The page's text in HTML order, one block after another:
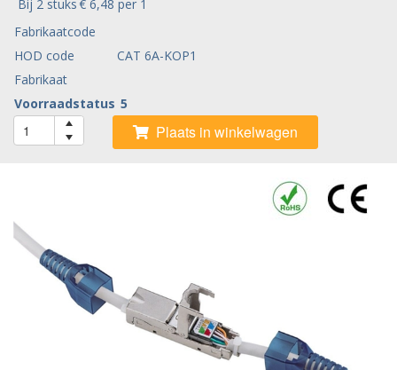
Bij 2 stuks€ 6,48 per 1
Fabrikaatcode
HOD code
CAT 6A-KOP1
Fabrikaat
Voorraadstatus 5
Plaats in winkelwagen